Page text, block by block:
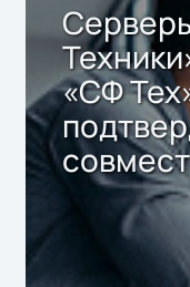
«СФ
Storage